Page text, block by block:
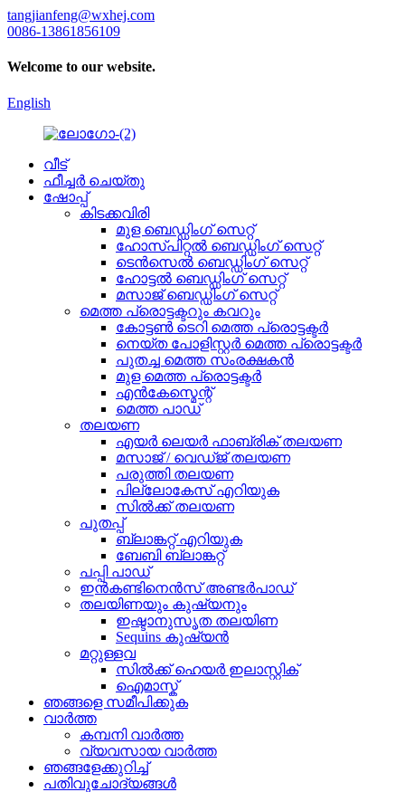
tangjianfeng@wxhej.com
0086-13861856109
Welcome to our website.
English
വീട്
ഫീച്ചർ ചെയ്തു
ഷോപ്പ്
കിടക്കവിരി
മുള ബെഡ്ഡിംഗ് സെറ്റ്
ഹോസ്പിറ്റൽ ബെഡ്ഡിംഗ് സെറ്റ്
ടെൻസെൽ ബെഡ്ഡിംഗ് സെറ്റ്
ഹോട്ടൽ ബെഡ്ഡിംഗ് സെറ്റ്
മസാജ് ബെഡ്ഡിംഗ് സെറ്റ്
മെത്ത പ്രൊട്ടക്ടറും കവറും
കോട്ടൺ ടെറി മെത്ത പ്രൊട്ടക്ടർ
നെയ്ത പോളിസ്റ്റർ മെത്ത പ്രൊട്ടക്ടർ
പുതച്ച മെത്ത സംരക്ഷകൻ
മുള മെത്ത പ്രൊട്ടക്ടർ
എൻകേസ്മെന്റ്
മെത്ത പാഡ്
തലയണ
എയർ ലെയർ ഫാബ്രിക് തലയണ
മസാജ് / വെഡ്ജ് തലയണ
പരുത്തി തലയണ
പില്ലോകേസ് എറിയുക
സിൽക്ക് തലയണ
പുതപ്പ്
ബ്ലാങ്കറ്റ് എറിയുക
ബേബി ബ്ലാങ്കറ്റ്
പപ്പി പാഡ്
ഇൻകണ്ടിനെൻസ് അണ്ടർപാഡ്
തലയിണയും കുഷ്യനും
ഇഷ്ടാനുസൃത തലയിണ
Sequins കുഷ്യൻ
മറ്റുള്ളവ
സിൽക്ക് ഹെയർ ഇലാസ്റ്റിക്
ഐമാസ്ക്
ഞങ്ങളെ സമീപിക്കുക
വാർത്ത
കമ്പനി വാർത്ത
വ്യവസായ വാർത്ത
ഞങ്ങളേക്കുറിച്ച്
പതിവുചോദ്യങ്ങൾ